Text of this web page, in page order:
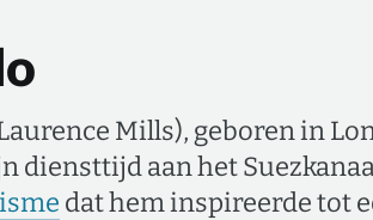
Mills), geboren in
diensttijd aan het
dat hem inspireerde tot